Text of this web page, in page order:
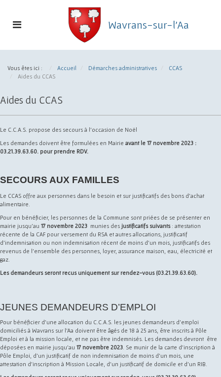
Toggle
Wavrans-sur-l'Aa
Commune
Wavrans-
l'Aa
Vous êtes ici : Accueil Démarches administratives
CCAS
Aides du CCAS
Aides du CCAS
Le C.C.A.S. propose des secours à l'occasion de Noël
Les demandes doivent être formulées en Mairie avant le 17 novembre 2023 :
03.21.39.63.60. pour prendre RDV.
SECOURS AUX FAMILLES
Le CCAS offre aux personnes dans le besoin et sur justificatifs des bons d’achat
alimentaire.
Pour en bénéficier, les personnes de la Commune sont priées de se présenter en
mairie jusqu’au 17 novembre 2023 munies des justificatifs suivants: attestation
récente de la CAF pour versement du RSA et autres allocations, justificatif
d’indemnisation ou non indemnisation récent de moins d’un mois, justificatifs des
revenus de l’ensemble des personnes, loyer, assurance maison, eau, électricité et
gaz.
Les demandeurs seront reçus uniquement sur rendez-vous (03.21.39.63.60).
JEUNES DEMANDEURS D’EMPLOI
Pour bénéficier d’une allocation du C.C.A.S. les jeunes demandeurs d’emploi
domiciliés à Wavrans sur l'Aa doivent être âgés de 18 à 25 ans, être inscrits à Pôle
Emploi et à la mission locale, et ne pas être indemnisés. Les demandes devront être
déposées en mairie jusqu’au 17 novembre 2023 . Se munir de la carte d’inscription à
Pôle Emploi, d’un justificatif de non indemnisation de moins d’un mois, une
attestation d’inscription à Mission Locale, d’un justificatif de domicile et d’un RIB.